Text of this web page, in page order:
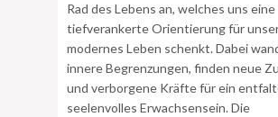
Rad des Lebens an, welches uns eine
tiefverankerte Orientierung für
modernes Leben schenkt. Dabei
innere Begrenzungen, finden neue
und verborgene Kräfte für ein
seelenvolles Erwachsensein. Die